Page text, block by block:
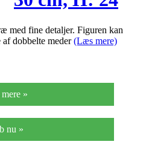
cm,
krydsfiner,
cm
med fine detaljer. Figuren kan
af dobbelte meder(Læs mere)
»
nu »